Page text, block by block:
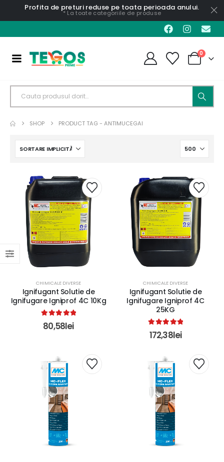
Profita de preturi reduse pe toata perioada anului.
* La toate categoriile de produse
0
SHOP PRODUCT TAG -ANTIMUCEGAI
CHIMICALE DIVERSE
Ignifugant Solutie de
Ignifugare Igniprof 4C 10Kg
5.00 out of 5
80,58lei
CHIMICALE DIVERSE
Ignifugant Solutie de
Ignifugare Igniprof 4C
25KG
5.00out of 5
172,38lei